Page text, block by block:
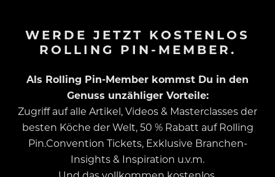
WERDE JETZT KOSTENLOS
ROLLING PIN-MEMBER.
Als Rolling Pin-Member kommst Du in den
Genuss unzähliger Vorteile:
Zugriff auf alle Artikel, Videos & Masterclasses der
besten Köche der Welt, 50 % Rabatt auf Rolling
Pin.Convention Tickets, Exklusive Branchen-
Insights & Inspiration u.v.m.